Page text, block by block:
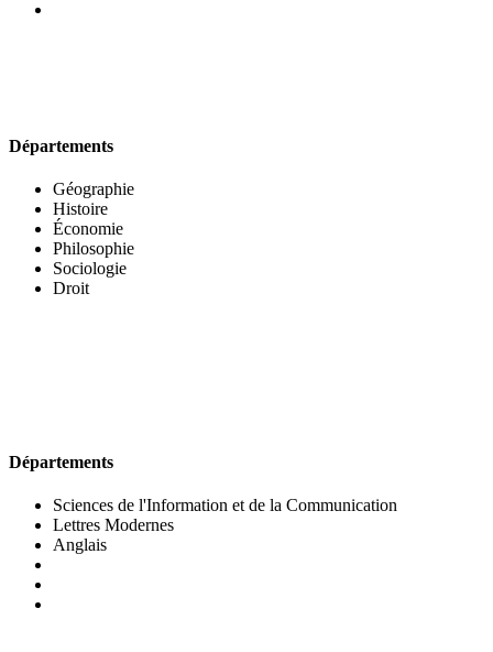
Départements
Géographie
Histoire
Économie
Philosophie
Sociologie
Droit
Départements
Sciences de l'Information et de la Communication
Lettres Modernes
Anglais